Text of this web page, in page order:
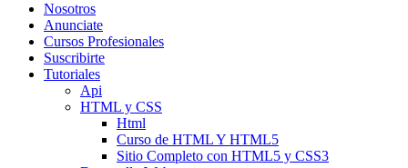
Nosotros
Anunciate
Cursos Profesionales
Suscribirte
Tutoriales
Api
HTML y CSS
Html
Curso de HTML Y HTML5
Sitio Completo con HTML5 y CSS3